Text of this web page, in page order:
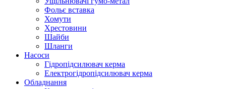
Фольє вставка
Хомути
Хрестовини
Шайби
Шланги
Насоси
Гідропідсилювач керма
Електрогідропідсилювач керма
Обладнання